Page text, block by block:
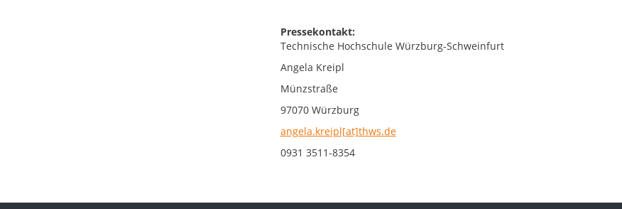
Pressekontakt:
Technische Hochschule Würzburg-Schweinfurt
Angela Kreipl
Münzstraße
97070 Würzburg
angela.kreipl[at]thws.de
0931 3511-8354